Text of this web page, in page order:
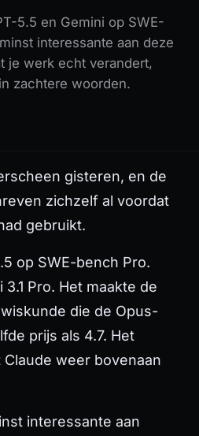
5.5 en Gemini op SWE-
interessante aan deze
je werk echt verandert,
zachtere woorden.
gisteren, en de
zichzelf al voordat
gebruikt.
op SWE-bench Pro.
Pro. Het maakte de
die de Opus-
prijs als 4.7. Het
weer bovenaan
interessante aan